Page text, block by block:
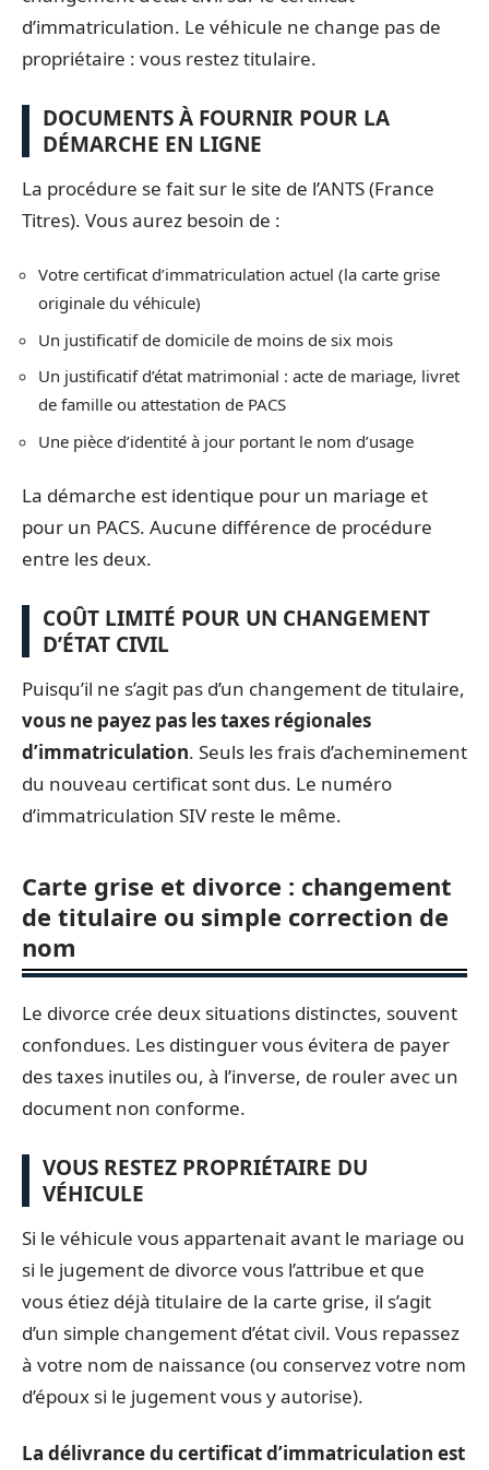
d’immatriculation. Le véhicule ne change pas de
propriétaire : vous restez titulaire.
DOCUMENTS À FOURNIR POUR LA
DÉMARCHE EN LIGNE
La procédure se fait sur le site de l’ANTS (France
Titres). Vous aurez besoin de :
Votre certificat d’immatriculation actuel (la carte grise
originale du véhicule)
Un justificatif de domicile de moins de six mois
Un justificatif d’état matrimonial : acte de mariage, livret
de famille ou attestation de PACS
Une pièce d’identité à jour portant le nom d’usage
La démarche est identique pour un mariage et
pour un PACS. Aucune différence de procédure
entre les deux.
COÛT LIMITÉ POUR UN CHANGEMENT
D’ÉTAT CIVIL
Puisqu’il ne s’agit pas d’un changement de titulaire,
vous ne payez pas les taxes régionales
d’immatriculation. Seuls les frais d’acheminement
du nouveau certificat sont dus. Le numéro
d’immatriculation SIV reste le même.
Carte grise et divorce : changement
de titulaire ou simple correction de
nom
Le divorce crée deux situations distinctes, souvent
confondues. Les distinguer vous évitera de payer
des taxes inutiles ou, à l’inverse, de rouler avec un
document non conforme.
VOUS RESTEZ PROPRIÉTAIRE DU
VÉHICULE
Si le véhicule vous appartenait avant le mariage ou
si le jugement de divorce vous l’attribue et que
vous étiez déjà titulaire de la carte grise, il s’agit
d’un simple changement d’état civil. Vous repassez
à votre nom de naissance (ou conservez votre nom
d’époux si le jugement vous y autorise).
La délivrance du certificat d’immatriculation est